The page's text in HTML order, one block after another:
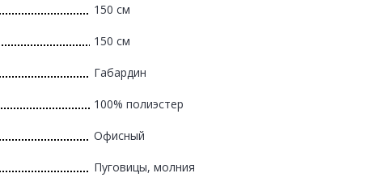
150 см
150 см
Габардин
100% полиэстер
Офисный
Пуговицы, молния